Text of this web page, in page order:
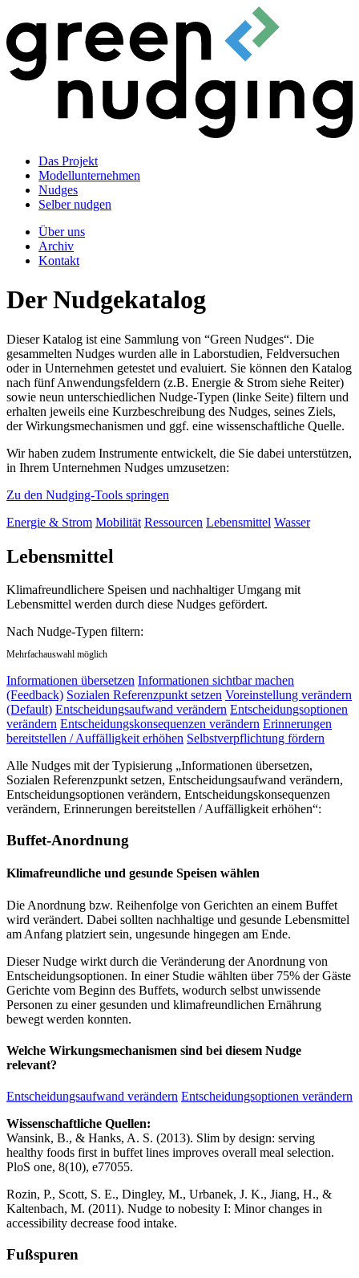
Das Projekt
Modellunternehmen
Nudges
Selber nudgen
Über uns
Archiv
Kontakt
Der Nudgekatalog
Dieser Katalog ist eine Sammlung von “Green Nudges“. Die
gesammelten Nudges wurden alle in Laborstudien, Feldversuchen
oder in Unternehmen getestet und evaluiert. Sie können den Katalog
nach fünf Anwendungsfeldern (z.B. Energie & Strom siehe Reiter)
sowie neun unterschiedlichen Nudge-Typen (linke Seite) filtern und
erhalten jeweils eine Kurzbeschreibung des Nudges, seines Ziels,
der Wirkungsmechanismen und ggf. eine wissenschaftliche Quelle.
Wir haben zudem Instrumente entwickelt, die Sie dabei unterstützen,
in Ihrem Unternehmen Nudges umzusetzen:
Zu den Nudging-Tools springen
Energie & Strom Mobilität Ressourcen Lebensmittel Wasser
Lebensmittel
Klimafreundlichere Speisen und nachhaltiger Umgang mit
Lebensmittel werden durch diese Nudges gefördert.
Nach Nudge-Typen filtern:
Mehrfachauswahl möglich
Informationen übersetzen Informationen sichtbar machen
(Feedback) Sozialen Referenzpunkt setzen Voreinstellung verändern
(Default) Entscheidungsaufwand verändern Entscheidungsoptionen
verändern Entscheidungskonsequenzen verändern Erinnerungen
bereitstellen / Auffälligkeit erhöhen Selbstverpflichtung fördern
Alle Nudges mit der Typisierung „Informationen übersetzen,
Sozialen Referenzpunkt setzen, Entscheidungsaufwand verändern,
Entscheidungsoptionen verändern, Entscheidungskonsequenzen
verändern, Erinnerungen bereitstellen / Auffälligkeit erhöhen“:
Buffet-Anordnung
Klimafreundliche und gesunde Speisen wählen
Die Anordnung bzw. Reihenfolge von Gerichten an einem Buffet
wird verändert. Dabei sollten nachhaltige und gesunde Lebensmittel
am Anfang platziert sein, ungesunde hingegen am Ende.
Dieser Nudge wirkt durch die Veränderung der Anordnung von
Entscheidungsoptionen. In einer Studie wählten über 75% der Gäste
Gerichte vom Beginn des Buffets, wodurch selbst unwissende
Personen zu einer gesunden und klimafreundlichen Ernährung
bewegt werden konnten.
Welche Wirkungsmechanismen sind bei diesem Nudge
relevant?
Entscheidungsaufwand verändern Entscheidungsoptionen verändern
Wissenschaftliche Quellen:
Wansink, B., & Hanks, A. S. (2013). Slim by design: serving
healthy foods first in buffet lines improves overall meal selection.
PloS one, 8(10), e77055.
Rozin, P., Scott, S. E., Dingley, M., Urbanek, J. K., Jiang, H., &
Kaltenbach, M. (2011). Nudge to nobesity I: Minor changes in
accessibility decrease food intake.
Fußspuren